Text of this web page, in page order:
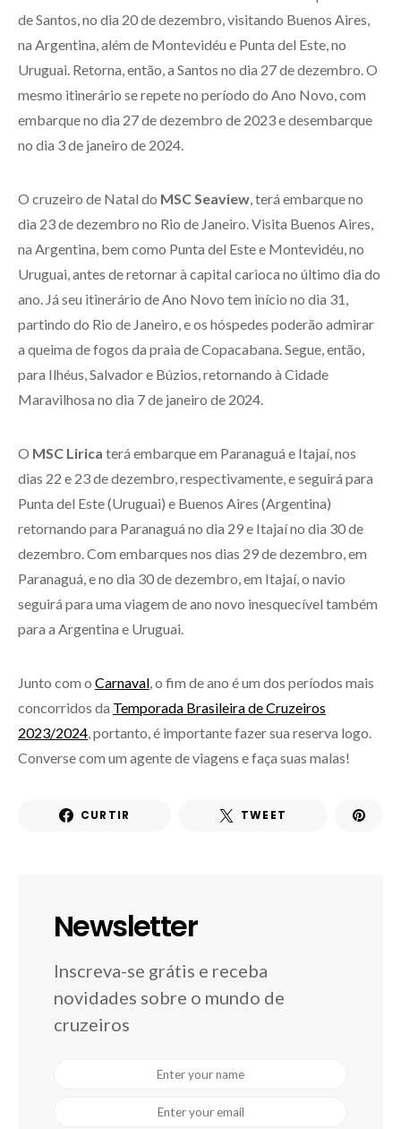
de Santos, no dia 20 de dezembro, visitando Buenos Aires,
na Argentina, além de Montevidéu e Punta del Este, no
Uruguai. Retorna, então, a Santos no dia 27 de dezembro. O
mesmo itinerário se repete no período do Ano Novo, com
embarque no dia 27 de dezembro de 2023 e desembarque
no dia 3 de janeiro de 2024.
O cruzeiro de Natal do MSC Seaview , terá embarque no
dia 23 de dezembro no Rio de Janeiro. Visita Buenos Aires,
na Argentina, bem como Punta del Este e Montevidéu, no
Uruguai, antes de retornar à capital carioca no último dia do
ano. Já seu itinerário de Ano Novo tem início no dia 31,
partindo do Rio de Janeiro, e os hóspedes poderão admirar
a queima de fogos da praia de Copacabana. Segue, então,
para Ilhéus, Salvador e Búzios, retornando à Cidade
Maravilhosa no dia 7 de janeiro de 2024.
O MSC Lirica terá embarque em Paranaguá e Itajaí, nos
dias 22 e 23 de dezembro, respectivamente, e seguirá para
Punta del Este (Uruguai) e Buenos Aires (Argentina)
retornando para Paranaguá no dia 29 e Itajaí no dia 30 de
dezembro. Com embarques nos dias 29 de dezembro, em
Paranaguá, e no dia 30 de dezembro, em Itajaí, o navio
seguirá para uma viagem de ano novo inesquecível também
para a Argentina e Uruguai.
Junto com o Carnaval , o fim de ano é um dos períodos mais
concorridos da Temporada Brasileira de Cruzeiros
2023/2024 , portanto, é importante fazer sua reserva logo.
Converse com um agente de viagens e faça suas malas!
CURTIR TWEET
Newsletter
Inscreva-se grátis e receba
novidades sobre o mundo de
cruzeiros